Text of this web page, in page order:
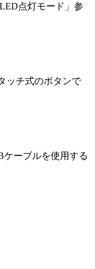
点灯モード」参
ッチ式のボタンで
ケーブルを使用する